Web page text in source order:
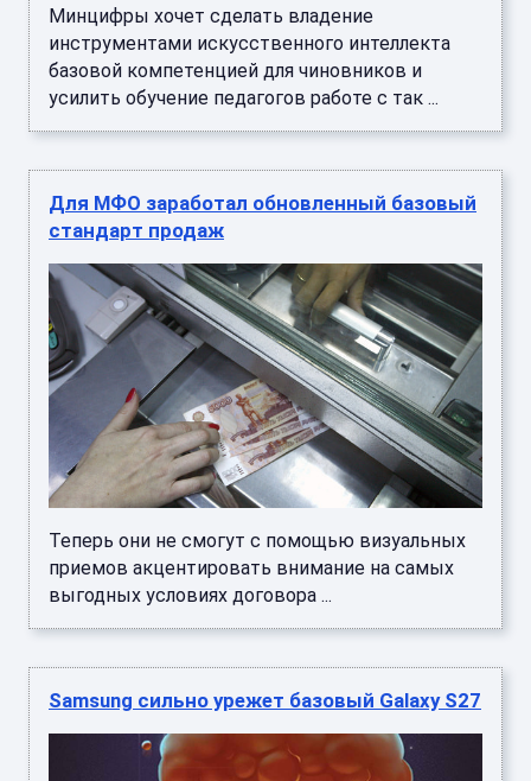
Минцифры хочет сделать владение
инструментами искусственного интеллекта
базовой компетенцией для чиновников и
усилить обучение педагогов работе с так ...
Для МФО заработал обновленный базовый
стандарт продаж
Теперь они не смогут с помощью визуальных
приемов акцентировать внимание на самых
выгодных условиях договора ...
Samsung сильно урежет базовый Galaxy S27